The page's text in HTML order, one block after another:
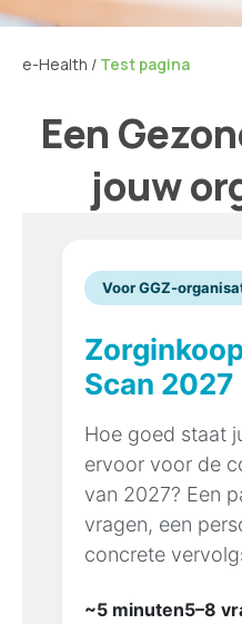
e-Health / Test pagina
Een
jouw
Voor GGZ-
Scan 2027
Hoe goed staat
ervoor voor de
van 2027? Een
vragen, een
concrete
~5 minuten5–8